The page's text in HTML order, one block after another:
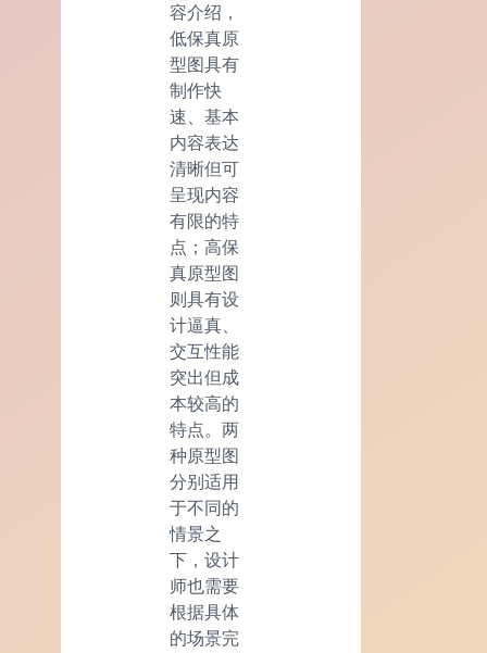
容介绍，
低保真原
型图具有
制作快
速、基本
内容表达
清晰但可
呈现内容
有限的特
点；高保
真原型图
则具有设
计逼真、
交互性能
突出但成
本较高的
特点。两
种原型图
分别适用
于不同的
情景之
下，设计
师也需要
根据具体
的场景完